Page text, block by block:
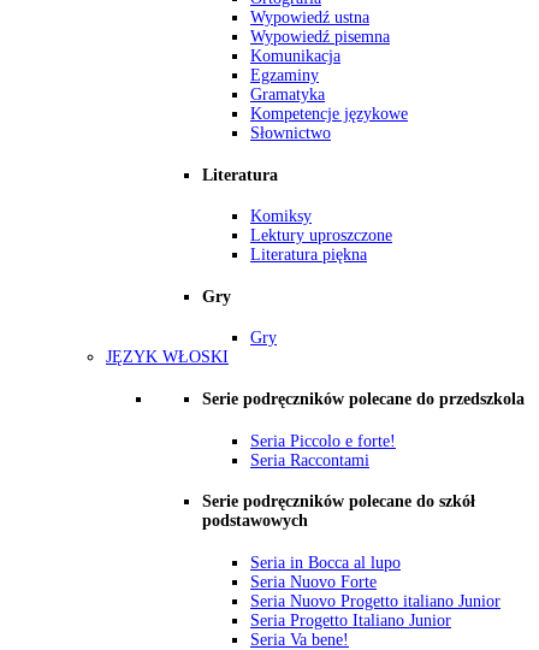
Wypowiedź ustna
Wypowiedź pisemna
Komunikacja
Egzaminy
Gramatyka
Kompetencje językowe
Słownictwo
Literatura
Komiksy
Lektury uproszczone
Literatura piękna
Gry
Gry
JĘZYK WŁOSKI
Serie podręczników polecane do przedszkola
Seria Piccolo e forte!
Seria Raccontami
Serie podręczników polecane do szkół
podstawowych
Seria in Bocca al lupo
Seria Nuovo Forte
Seria Nuovo Progetto italiano Junior
Seria Progetto Italiano Junior
Seria Va bene!